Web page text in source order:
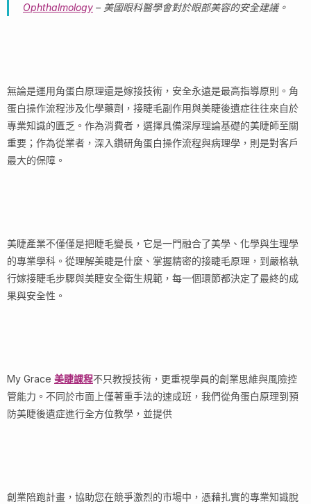
Ophthalmology – 美國眼科醫學會對於眼部美容的安全建議。
無論是運用角蛋白原理還是嫁接技術，安全永遠是最高指導原則。角
蛋白操作流程涉及化學藥劑，接睫毛副作用與美睫後遺症往往來自於
專業知識的匱乏。作為消費者，選擇具備深厚理論基礎的美睫師至關
重要；作為從業者，深入鑽研角蛋白操作流程與病理學，則是對客戶
最大的保障。
美睫產業不僅僅是把睫毛變長，它是一門融合了美學、化學與生理學
的專業學科。從理解美睫是什麼、掌握精密的接睫毛原理，到嚴格執
行嫁接睫毛步驟與美睫安全衛生規範，每一個環節都決定了最終的成
果與安全性。
My Grace 美睫課程不只教授技術，更重視學員的創業思維與風險控
管能力。不同於市面上僅著重手法的速成班，我們從角蛋白原理到預
防美睫後遺症進行全方位教學，並提供
創業陪跑計畫，協助您在競爭激烈的市場中，憑藉扎實的專業知識脫